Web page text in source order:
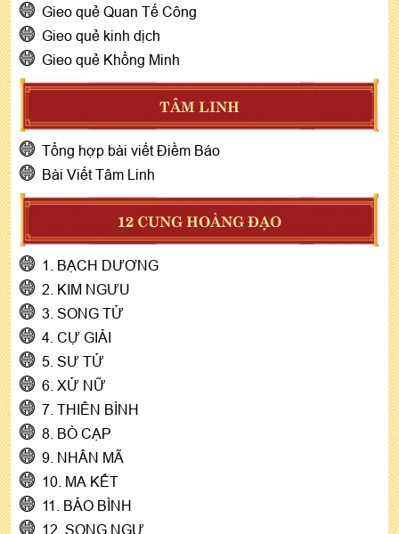
Gieo quẻ Quan Tế Công
Gieo quẻ kinh dịch
Gieo quẻ Khổng Minh
TÂM LINH
Tổng hợp bài viết Điềm Báo
Bài Viết Tâm Linh
12 CUNG HOÀNG ĐẠO
1. BẠCH DƯƠNG
2. KIM NGƯU
3. SONG TỬ
4. CỰ GIẢI
5. SƯ TỬ
6. XỬ NỮ
7. THIÊN BÌNH
8. BÒ CẠP
9. NHÂN MÃ
10. MA KẾT
11. BẢO BÌNH
12. SONG NGƯ